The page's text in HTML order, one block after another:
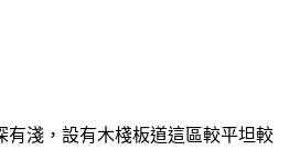
有淺，設有木棧板道這區較平坦較